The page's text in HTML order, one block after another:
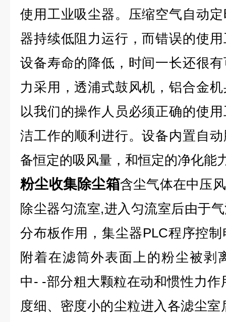
使用工业吸尘器。压缩空气自动
器持续低阻力运行，而错误的使
设备寿命的降低，时间一长还很
力采用，透浦式鼓风机，铝合金
以我们的操作人员必须正确的使
洁工作的顺利进行。设备内置自
备恒定的吸风量，和恒定的净化能
粉尘收集除尘箱含尘气体在中压
除尘器匀流室,进入匀流室后由于
分布板作用，集尘器PLC程序控
附着在滤筒外表面上的粉尘被剥
中- -部分粗大颗粒在动和惯性力
度细、密度小的尘粒进入各滤尘